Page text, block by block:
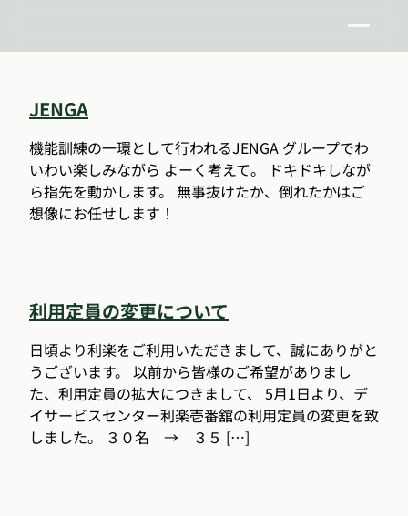
JENGA
機能訓練の一環として行われるJENGA グループでわ
いわい楽しみながら よーく考えて。 ドキドキしなが
ら指先を動かします。 無事抜けたか、倒れたかはご
想像にお任せします！
利用定員の変更について
日頃より利楽をご利用いただきまして、誠にありがと
うございます。 以前から皆様のご希望がありまし
た、利用定員の拡大につきまして、 5月1日より、デ
イサービスセンター利楽壱番舘の利用定員の変更を致
しました。 ３０名 → ３５ […]